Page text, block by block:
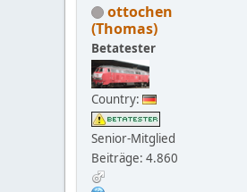
ottochen
(Thomas)
Betatester
Country:
Senior-Mitglied
Beiträge: 4.860